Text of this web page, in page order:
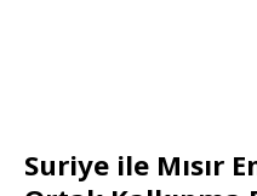
Suriye ile Mısır